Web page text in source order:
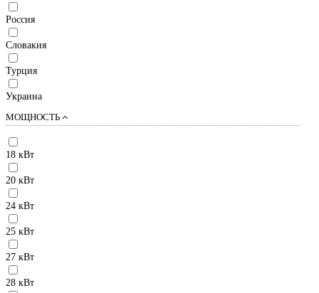
Россия
Словакия
Турция
Украина
МОЩНОСТЬ
18 кВт
20 кВт
24 кВт
25 кВт
27 кВт
28 кВт